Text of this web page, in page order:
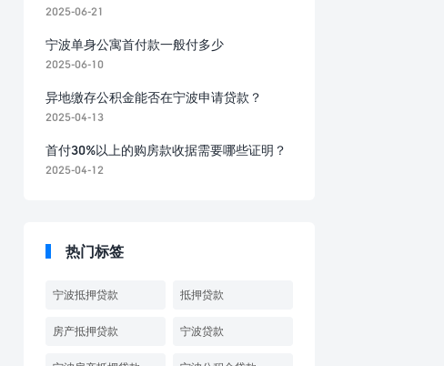
2025-06-21
宁波单身公寓首付款一般付多少
2025-06-10
异地缴存公积金能否在宁波申请贷款？
2025-04-13
首付30%以上的购房款收据需要哪些证明？
2025-04-12
热门标签
宁波抵押贷款 抵押贷款
房产抵押贷款 宁波贷款